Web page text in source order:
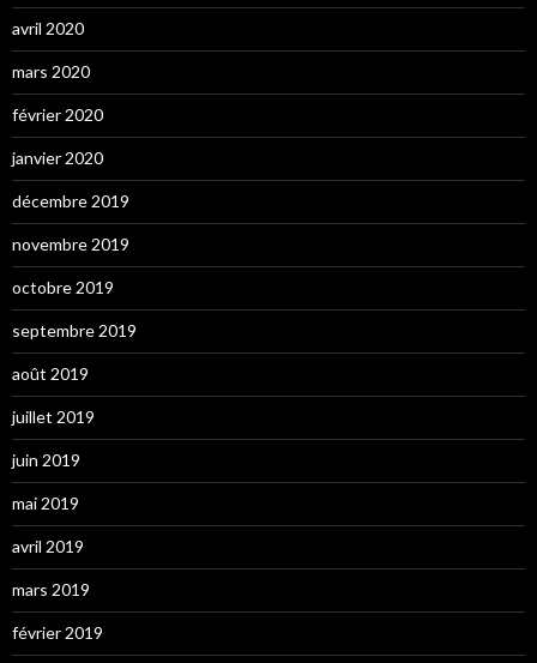
avril 2020
mars 2020
février 2020
janvier 2020
décembre 2019
novembre 2019
octobre 2019
septembre 2019
août 2019
juillet 2019
juin 2019
mai 2019
avril 2019
mars 2019
février 2019